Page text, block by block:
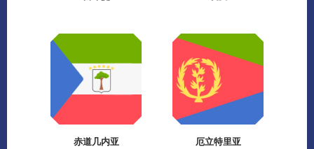
赤道几内亚 厄立特里亚